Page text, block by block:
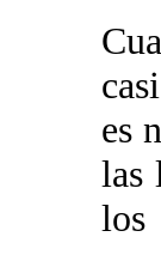
es
las
los